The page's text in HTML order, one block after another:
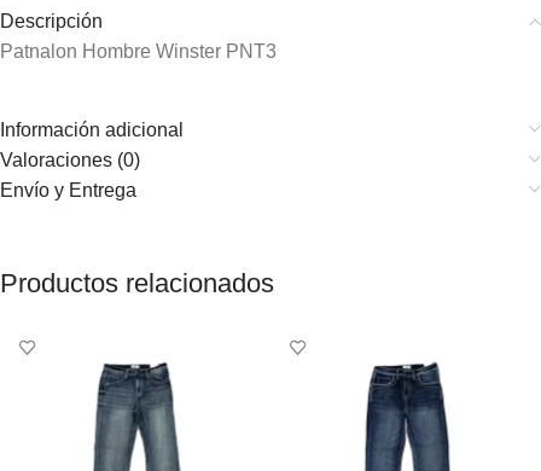
Descripción
Patnalon Hombre Winster PNT3
Información adicional
Valoraciones (0)
Envío y Entrega
Productos relacionados